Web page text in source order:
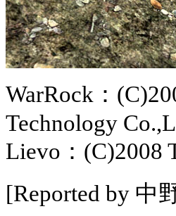
WarRock：
Technology
Lievo：(C)2008
[Reported by 中